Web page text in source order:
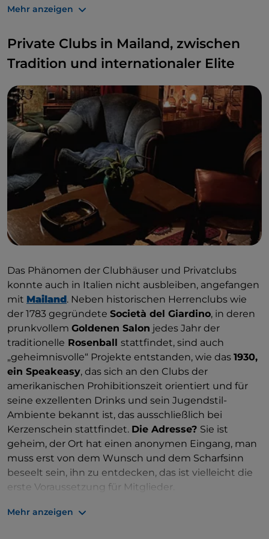
Mehr anzeigen
Private Clubs in Mailand, zwischen
Tradition und internationaler Elite
Das Phänomen der Clubhäuser und Privatclubs
konnte auch in Italien nicht ausbleiben, angefangen
mit Mailand. Neben historischen Herrenclubs wie
der 1783 gegründete Società del Giardino, in deren
prunkvollem Goldenen Salon jedes Jahr der
traditionelle Rosenball stattfindet, sind auch
„geheimnisvolle“ Projekte entstanden, wie das 1930,
ein Speakeasy, das sich an den Clubs der
amerikanischen Prohibitionszeit orientiert und für
seine exzellenten Drinks und sein Jugendstil-
Ambiente bekannt ist, das ausschließlich bei
Kerzenschein stattfindet. Die Adresse? Sie ist
geheim, der Ort hat einen anonymen Eingang, man
muss erst von dem Wunsch und dem Scharfsinn
beseelt sein, ihn zu entdecken, das ist vielleicht die
erste Voraussetzung für Mitglieder.
Mailand ist auch das Ziel vieler internationaler
Mehr anzeigen